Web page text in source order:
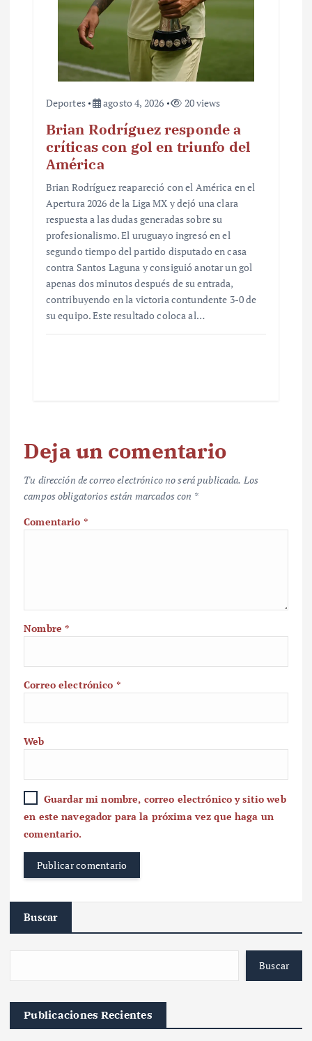
Deportes agosto 4, 2026 20 views
Brian Rodríguez responde a
críticas con gol en triunfo del
América
Brian Rodríguez reapareció con el América en el
Apertura 2026 de la Liga MX y dejó una clara
respuesta a las dudas generadas sobre su
profesionalismo. El uruguayo ingresó en el
segundo tiempo del partido disputado en casa
contra Santos Laguna y consiguió anotar un gol
apenas dos minutos después de su entrada,
contribuyendo en la victoria contundente 3-0 de
su equipo. Este resultado coloca al…
Deja un comentario
Tu dirección de correo electrónico no será publicada. Los
campos obligatorios están marcados con *
Comentario *
Nombre*
Correo electrónico *
Web
Guardar mi nombre, correo electrónico y sitio web
en este navegador para la próxima vez que haga un
comentario.
Buscar
Buscar
Publicaciones Recientes